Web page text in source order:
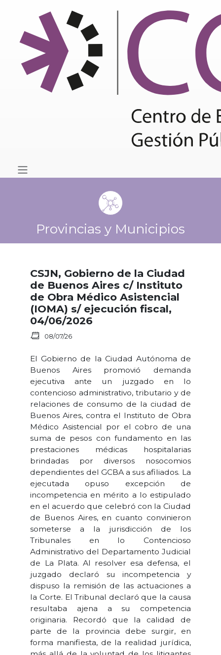
Provincias y Municipios
CSJN, Gobierno de la Ciudad
de Buenos Aires c/ Instituto
de Obra Médico Asistencial
(IOMA) s/ ejecución fiscal,
04/06/2026
08/07/26
El Gobierno de la Ciudad Autónoma de
Buenos Aires promovió demanda
ejecutiva ante un juzgado en lo
contencioso administrativo, tributario y de
relaciones de consumo de la ciudad de
Buenos Aires, contra el Instituto de Obra
Médico Asistencial por el cobro de una
suma de pesos con fundamento en las
prestaciones médicas hospitalarias
brindadas por diversos nosocomios
dependientes del GCBA a sus afiliados. La
ejecutada opuso excepción de
incompetencia en mérito a lo estipulado
en el acuerdo que celebró con la Ciudad
de Buenos Aires, en cuanto convinieron
someterse a la jurisdicción de los
Tribunales en lo Contencioso
Administrativo del Departamento Judicial
de La Plata. Al resolver esa defensa, el
juzgado declaró su incompetencia y
dispuso la remisión de las actuaciones a
la Corte. El Tribunal declaró que la causa
resultaba ajena a su competencia
originaria. Recordó que la calidad de
parte de la provincia debe surgir, en
forma manifiesta, de la realidad jurídica,